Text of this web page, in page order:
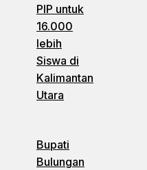
PIP untuk
16.000
lebih
Siswa di
Kalimantan
Utara
Bupati
Bulungan